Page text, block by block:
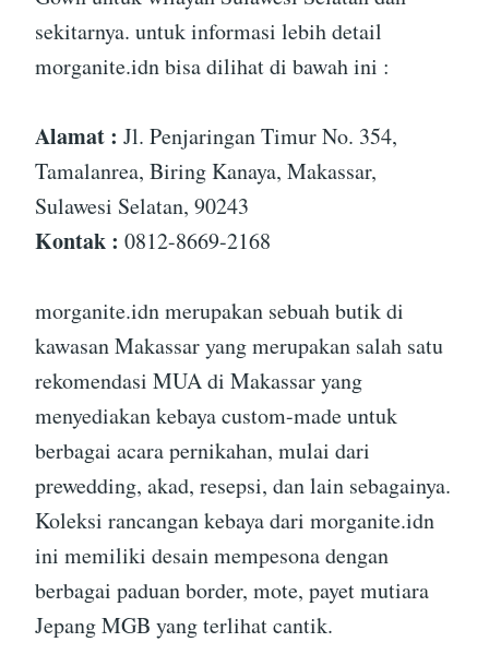
sekitarnya. untuk informasi lebih detail
morganite.idn bisa dilihat di bawah ini :
Alamat : Jl. Penjaringan Timur No. 354,
Tamalanrea, Biring Kanaya, Makassar,
Sulawesi Selatan, 90243
Kontak : 0812-8669-2168
morganite.idn merupakan sebuah butik di
kawasan Makassar yang merupakan salah satu
rekomendasi MUA di Makassar yang
menyediakan kebaya custom-made untuk
berbagai acara pernikahan, mulai dari
prewedding, akad, resepsi, dan lain sebagainya.
Koleksi rancangan kebaya dari morganite.idn
ini memiliki desain mempesona dengan
berbagai paduan border, mote, payet mutiara
Jepang MGB yang terlihat cantik.